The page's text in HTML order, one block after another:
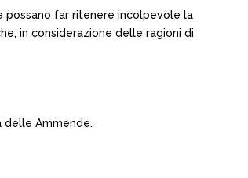
possano far ritenere incolpevole la
in considerazione delle ragioni di
delle Ammende.